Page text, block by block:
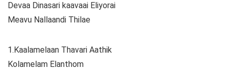
Devaa Dinasari kaavaai Eliyorai
Meavu Nallaandi Thilae
1.Kaalamelaan Thavari Aathik
Kolamelam Elanthom